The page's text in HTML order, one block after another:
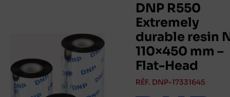
DNP R550
Extremely
durable resin
110×450 mm –
Flat-Head
RÉF. DNP-17331645